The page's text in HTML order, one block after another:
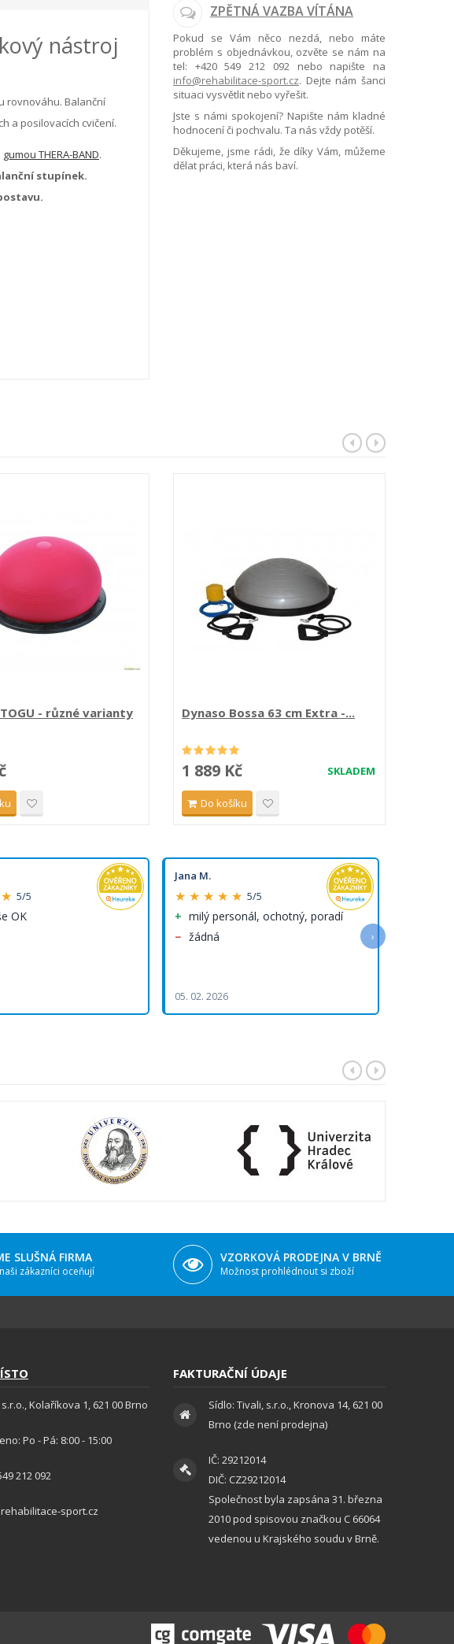
nástroj
rovnováhu. Balanční
a posilovacích cvičení.
gumou THERA-BAND.
stupínek.
ZPĚTNÁ VAZBA VÍTÁNA
Pokud se Vám něco nezdá, nebo máte
problém s objednávkou, ozvěte se nám na
tel: +420 549 212 092nebo napište na
info@rehabilitace-sport.cz. Dejte nám šanci
situaci vysvětlit nebo vyřešit.
Jste s námi spokojení? Napište nám kladné
hodnocení či pochvalu. Ta nás vždy potěší.
Děkujeme, jsme rádi, že díky Vám, můžeme
dělat práci, která nás baví.
- různé varianty Dynaso Bossa 63 cm Extra -...
SKLADEM
1 889 Kč
Do košíku
5/5
OK
Jana M.
★ ★ ★ ★ ★ 5/5
milý personál, ochotný, poradí
žádná
05. 02. 2026
›
SLUŠNÁ FIRMA
zákazníci oceňují
VZORKOVÁ PRODEJNA V BRNĚ
Možnost prohlédnout si zboží
Kolaříkova 1, 621 00 Brno
Po - Pá: 8:00 - 15:00
212 092
sport.cz
FAKTURAČNÍ ÚDAJE
Sídlo: Tivali, s.r.o., Kronova 14, 621 00
Brno (zde není prodejna)
IČ: 29212014
DIČ: CZ29212014
Společnost byla zapsána 31. března
2010 pod spisovou značkou C 66064
vedenou u Krajského soudu v Brně.